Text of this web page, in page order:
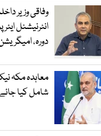
وفاقی وزیر
انٹرنیشنل
دورہ،
معاہدہ مکہ
شامل کیا